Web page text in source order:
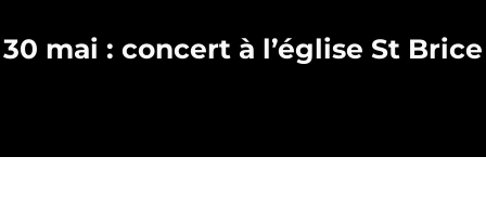
30 mai : concert à l’église St Brice